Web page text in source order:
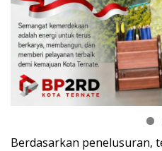
Berdasarkan penelusuran,